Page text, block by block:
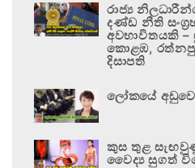
රාජ්‍ය
දණ්ඩ නීති
අවභාවිතයකි
කොළඹ,
දිසාපති
ලෝකයේ
කුස තුළ
වෛද්‍ය සුගත්